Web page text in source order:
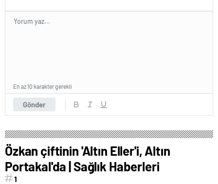
Gönder
En az 10 karakter gerekli
Özkan çiftinin 'Altın Eller'i, Altın
Portakal'da | Sağlık Haberleri
1